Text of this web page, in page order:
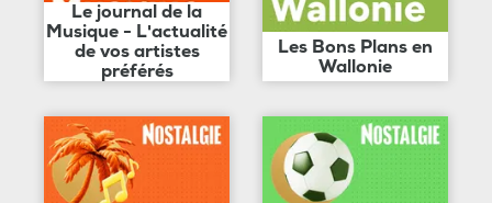
Le journal de la
Musique - L'actualité
de vos artistes
préférés
Les Bons Plans en
Wallonie